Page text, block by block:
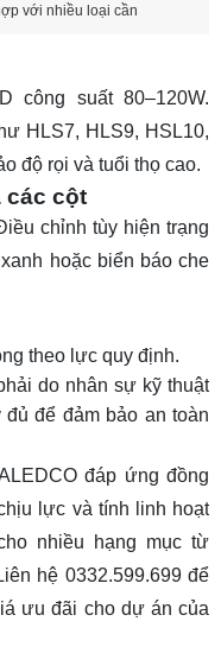
với nhiều loại cần
công suất 80–120W.
HLS7, HLS9, HSL10,
độ rọi và tuổi thọ cao.
các cột
chỉnh tùy hiện trạng
hoặc biển báo che
theo lực quy định.
do nhân sự kỹ thuật
để đảm bảo an toàn
đáp ứng đồng
lực và tính linh hoạt
nhiều hạng mục từ
hệ 0332.599.699 để
ưu đãi cho dự án của